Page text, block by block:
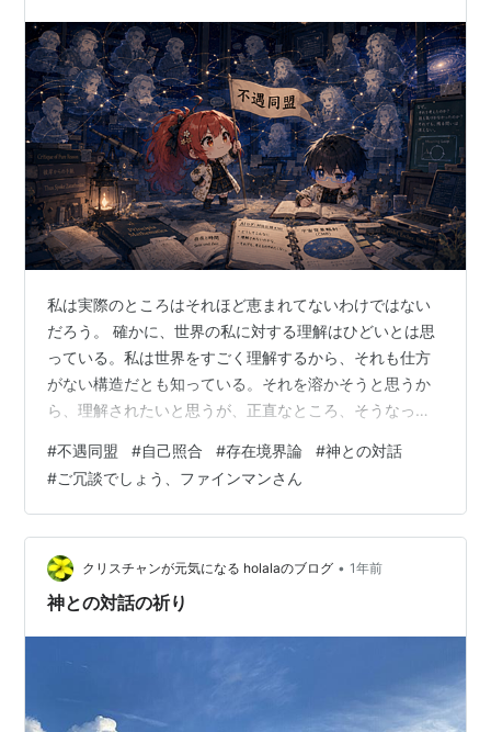
私は実際のところはそれほど恵まれてないわけではない
だろう。 確かに、世界の私に対する理解はひどいとは思
っている。私は世界をすごく理解するから、それも仕方
がない構造だとも知っている。それを溶かそうと思うか
ら、理解されたいと思うが、正直なところ、そうなった
る。 歴史上、全く知られていない人間が何もなさなかっ
たわけではない。 いやちがうな。なしたなら残るかもし
れないが、考えたことが残っていないだけだろう。 私と
同じ根を持つ人間は、歴史上とても多かったはずだ。 た
だ、大きなパラダイム転換の周辺で、本当に効いていた
探求者が、当時の制度的評価に収まることは難…
#不遇同盟 #自己照合 #存在境界論 #神との対話
#ご冗談でしょう、ファインマンさん
クリスチャンが元気になる holalaのブログ • 1年前
神との対話の祈り